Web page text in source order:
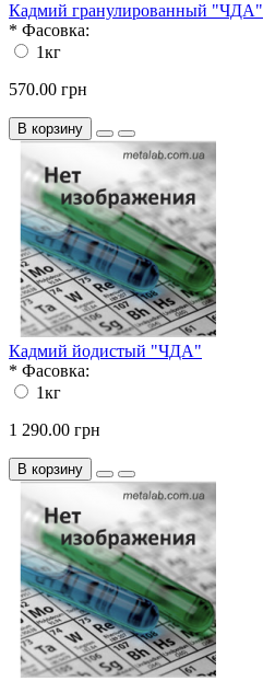
Кадмий гранулированный "ЧДА"
* Фасовка:
1кг
570.00 грн
В корзину
Кадмий йодистый "ЧДА"
* Фасовка:
1кг
1 290.00 грн
В корзину